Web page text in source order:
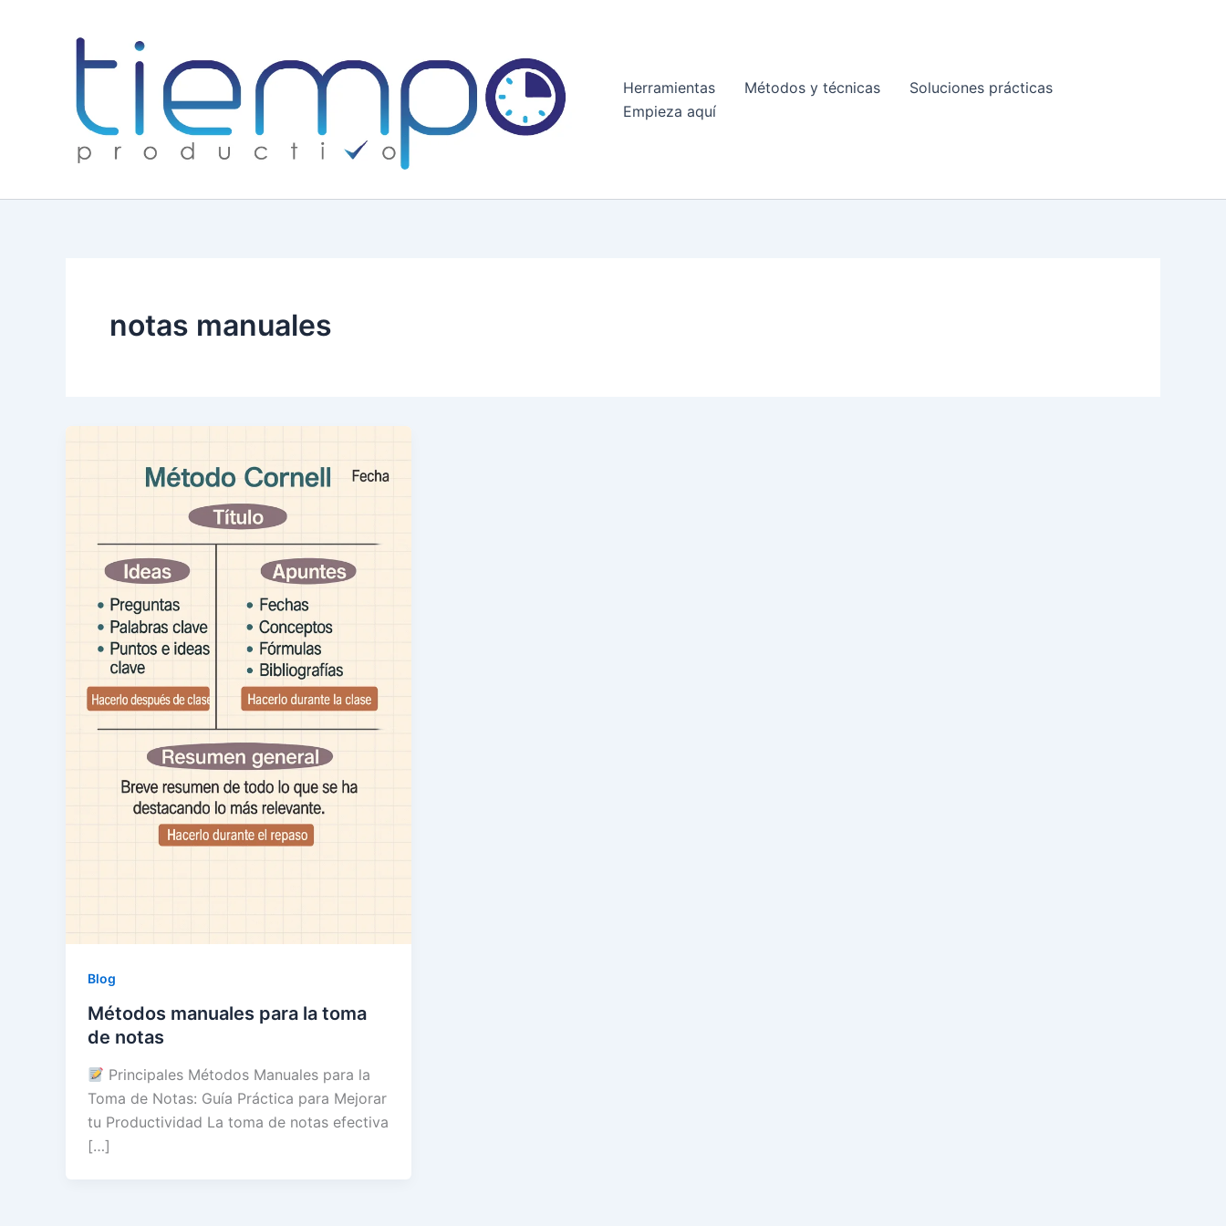
Herramientas
Métodos y técnicas
Soluciones prácticas
Empieza aquí
notas manuales
Blog
Métodos manuales para la toma
de notas
Principales Métodos Manuales para la
Toma de Notas: Guía Práctica para Mejorar
tu Productividad La toma de notas efectiva
[…]